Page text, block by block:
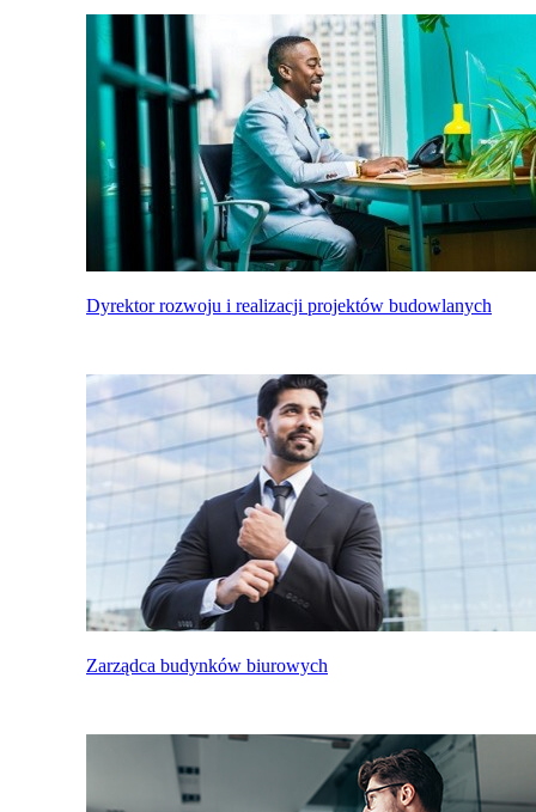
Dyrektor rozwoju i realizacji projektów budowlanych
Zarządca budynków biurowych